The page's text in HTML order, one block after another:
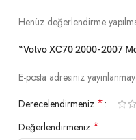
Henüz değerlendirme
“Volvo XC70 2000-2007
E-posta adresiniz
Derecelendirmeniz *
Değerlendirmeniz *